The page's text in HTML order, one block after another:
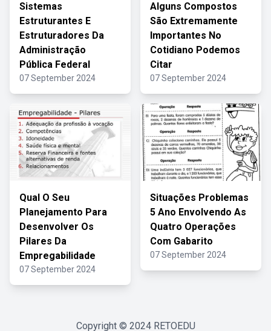
Sistemas
Estruturantes E
Estruturadores Da
Administração
Pública Federal
07 September 2024
Alguns Compostos
São Extremamente
Importantes No
Cotidiano Podemos
Citar
07 September 2024
Qual O Seu
Planejamento Para
Desenvolver Os
Pilares Da
Empregabilidade
07 September 2024
Situações Problemas
5 Ano Envolvendo As
Quatro Operações
Com Gabarito
07 September 2024
Copyright © 2024 RETOEDU